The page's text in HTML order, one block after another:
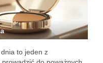
to jeden z